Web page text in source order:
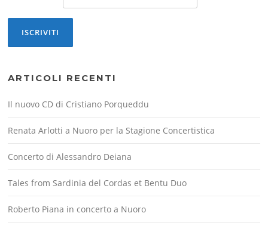
ARTICOLI RECENTI
Il nuovo CD di Cristiano Porqueddu
Renata Arlotti a Nuoro per la Stagione Concertistica
Concerto di Alessandro Deiana
Tales from Sardinia del Cordas et Bentu Duo
Roberto Piana in concerto a Nuoro